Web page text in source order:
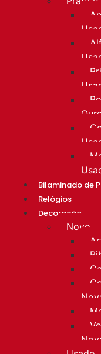
Bilaminado de
Relógios
Decoração
Novo